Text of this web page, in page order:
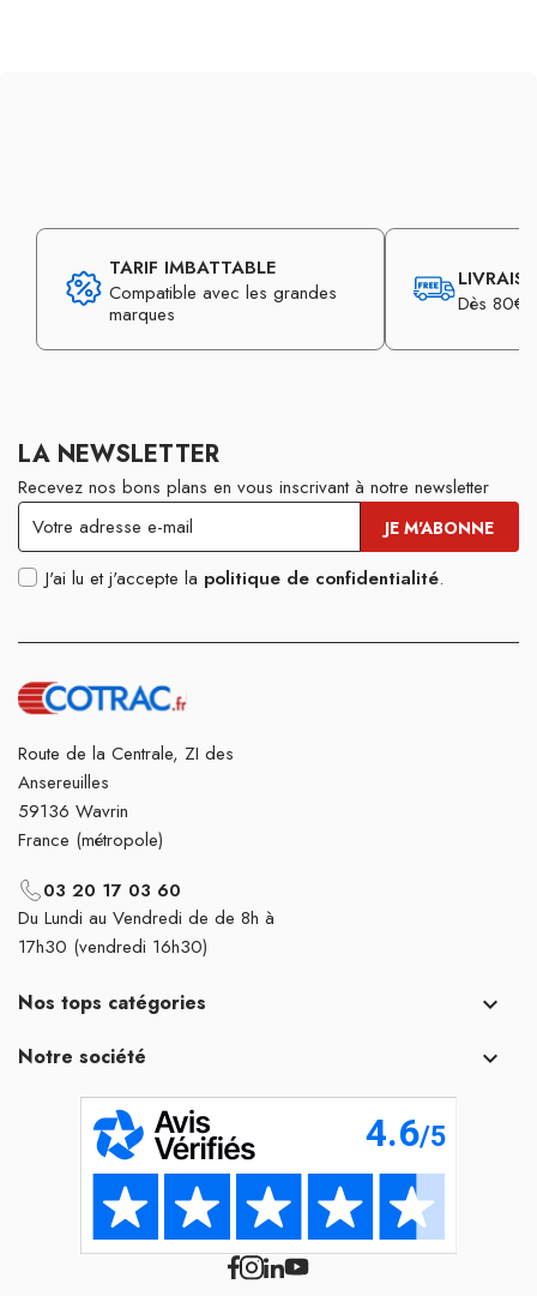
TARIF IMBATTABLE
Compatible avec les grandes
marques
Dès 80€
LA NEWSLETTER
Recevez nos bons plans en vous inscrivant à notre newsletter
J'ai lu et j'accepte la politique de confidentialité.
Route de la Centrale, ZI des
Ansereuilles
59136 Wavrin
France (métropole)
03 20 17 03 60
Du Lundi au Vendredi de de 8h à
17h30 (vendredi 16h30)
Nos tops catégories 
Notre société 